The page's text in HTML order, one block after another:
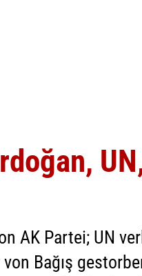
AK Partei; UN
Bağış